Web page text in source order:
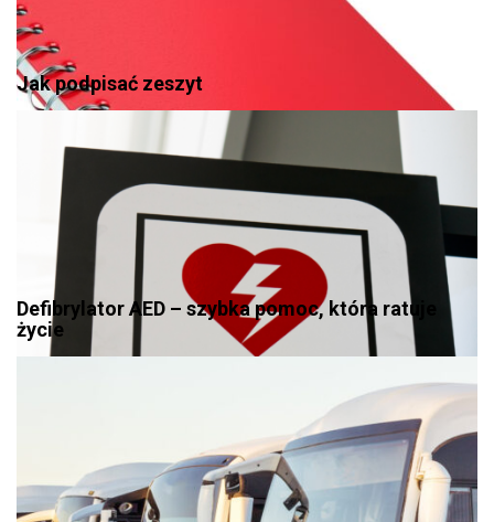
Jak podpisać zeszyt
Defibrylator AED – szybka pomoc, która ratuje
życie